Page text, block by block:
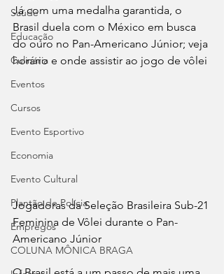
Saúde
Educação
Culinária
Eventos
Cursos
Evento Esportivo
Economia
Evento Cultural
Plantão de Polícia
Empregos
COLUNA MÔNICA BRAGA
Já com uma medalha garantida, o
Brasil duela com o México em busca
do ouro no Pan-Americano Júnior; veja
horário e onde assistir ao jogo de vôlei
Jogadoras da Seleção Brasileira Sub-21
Feminina de Vôlei durante o Pan-
Americano Júnior